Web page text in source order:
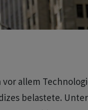
allem
belastete.